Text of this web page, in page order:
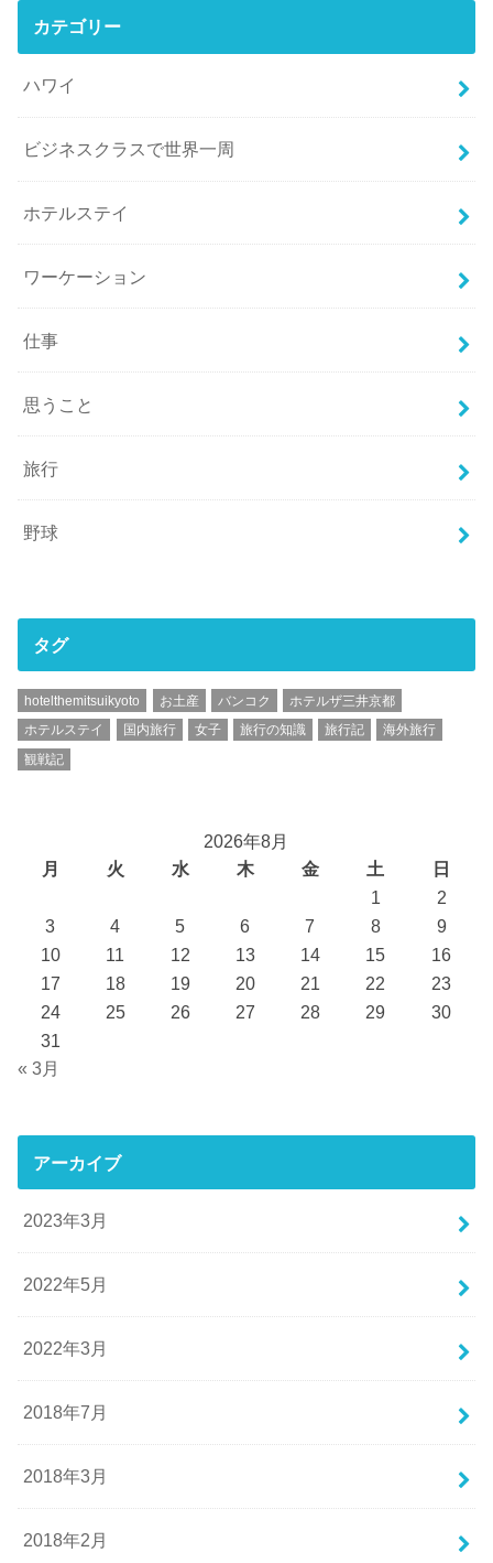
カテゴリー
ハワイ
ビジネスクラスで世界一周
ホテルステイ
ワーケーション
仕事
思うこと
旅行
野球
タグ
hotelthemitsuikyoto お土産 バンコク
ホテルザ三井京都
ホテルステイ
国内旅行 女子 旅行の知識 旅行記
海外旅行
観戦記
2026年8月
月
火 水 木 金 土
日
1
2
3
4 5 6 7 8
9
10
11 12 13 14 15
16
17
18 19 20 21 22
23
24
25 26 27 28 29
30
31
« 3月
アーカイブ
2023年3月
2022年5月
2022年3月
2018年7月
2018年3月
2018年2月